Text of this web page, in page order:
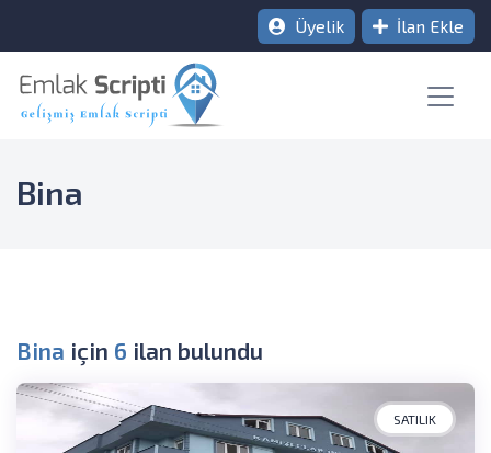
Üyelik İlan Ekle
Bina
Bina için 6 ilan bulundu
SATILIK